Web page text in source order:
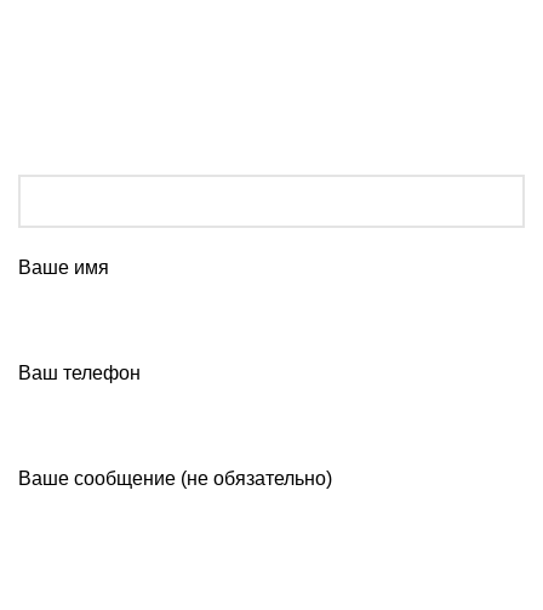
Ваше имя
Ваш телефон
Ваше сообщение (не обязательно)